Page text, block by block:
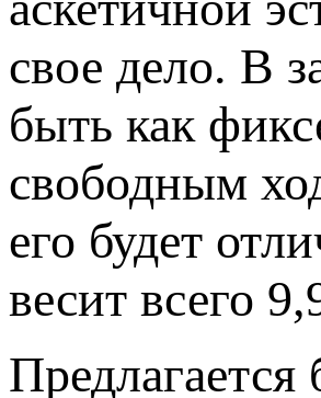
свое дело. В
быть как
свободным
его будет
весит всего